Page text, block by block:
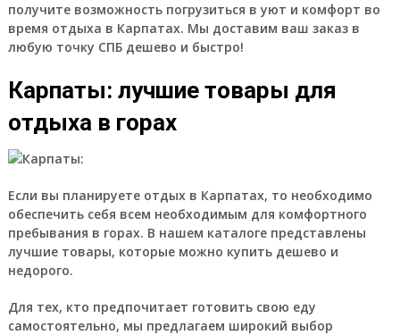
получите возможность погрузиться в уют и комфорт во
время отдыха в Карпатах. Мы доставим ваш заказ в
любую точку СПБ дешево и быстро!
Карпаты: лучшие товары для
отдыха в горах
Если вы планируете отдых в Карпатах, то необходимо
обеспечить себя всем необходимым для комфортного
пребывания в горах. В нашем каталоге представлены
лучшие товары, которые можно купить дешево и
недорого.
Для тех, кто предпочитает готовить свою еду
самостоятельно, мы предлагаем широкий выбор